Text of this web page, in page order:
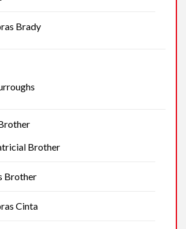
Brady
Brother
Brother
Cinta